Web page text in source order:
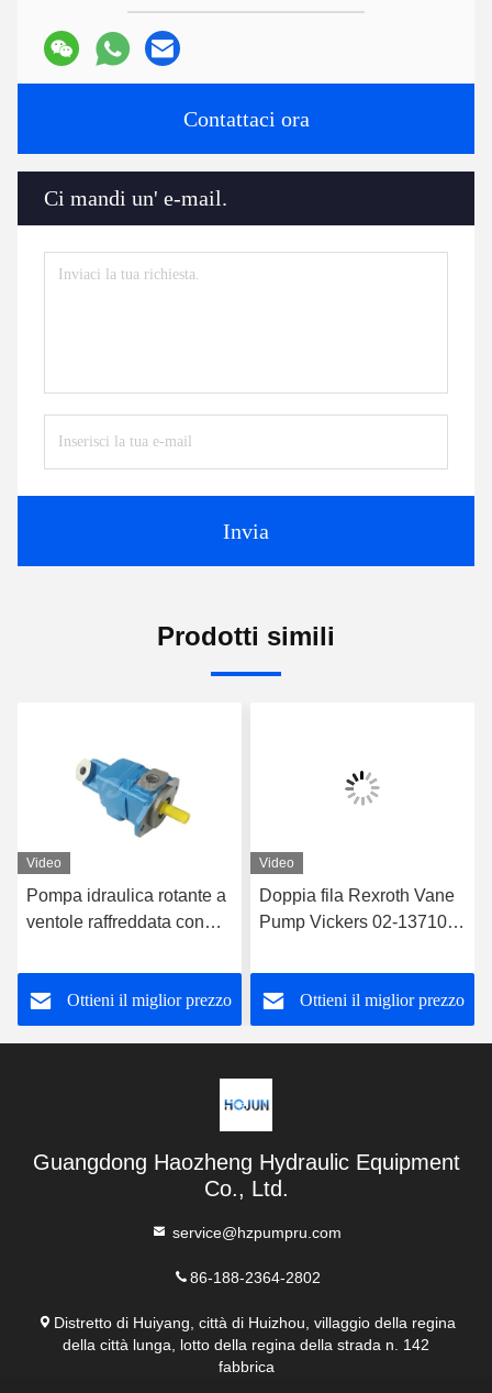
Contattaci ora
Ci mandi un' e-mail.
Invia
Prodotti simili
Video
Pompa idraulica rotante a
ventole raffreddata con
Vickers 20V11A-1D22R
Ottieni il miglior prezzo
Video
Doppia fila Rexroth Vane
Pump Vickers 02-137106-
Ottieni il miglior prezzo
Guangdong Haozheng Hydraulic Equipment
Co., Ltd.
service@hzpumpru.com
86-188-2364-2802
Distretto di Huiyang, città di Huizhou, villaggio della regina
della città lunga, lotto della regina della strada n. 142
fabbrica